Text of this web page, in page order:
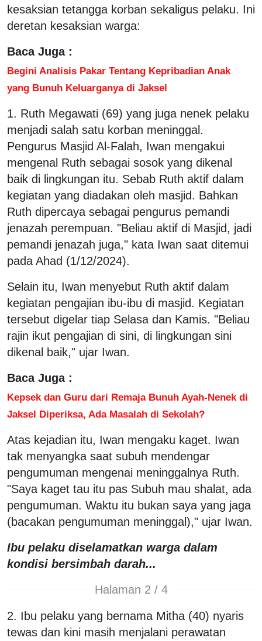
kesaksian tetangga korban sekaligus pelaku. Ini
deretan kesaksian warga:
Baca Juga :
Begini Analisis Pakar Tentang Kepribadian Anak
yang Bunuh Keluarganya di Jaksel
1. Ruth Megawati (69) yang juga nenek pelaku
menjadi salah satu korban meninggal.
Pengurus Masjid Al-Falah, Iwan mengakui
mengenal Ruth sebagai sosok yang dikenal
baik di lingkungan itu. Sebab Ruth aktif dalam
kegiatan yang diadakan oleh masjid. Bahkan
Ruth dipercaya sebagai pengurus pemandi
jenazah perempuan. "Beliau aktif di Masjid, jadi
pemandi jenazah juga," kata Iwan saat ditemui
pada Ahad (1/12/2024).
Selain itu, Iwan menyebut Ruth aktif dalam
kegiatan pengajian ibu-ibu di masjid. Kegiatan
tersebut digelar tiap Selasa dan Kamis. "Beliau
rajin ikut pengajian di sini, di lingkungan sini
dikenal baik," ujar Iwan.
Baca Juga :
Kepsek dan Guru dari Remaja Bunuh Ayah-Nenek di
Jaksel Diperiksa, Ada Masalah di Sekolah?
Atas kejadian itu, Iwan mengaku kaget. Iwan
tak menyangka saat subuh mendengar
pengumuman mengenai meninggalnya Ruth.
"Saya kaget tau itu pas Subuh mau shalat, ada
pengumuman. Waktu itu bukan saya yang jaga
(bacakan pengumuman meninggal)," ujar Iwan.
Ibu pelaku diselamatkan warga dalam
kondisi bersimbah darah...
Halaman 2 / 4
2. Ibu pelaku yang bernama Mitha (40) nyaris
tewas dan kini masih menjalani perawatan